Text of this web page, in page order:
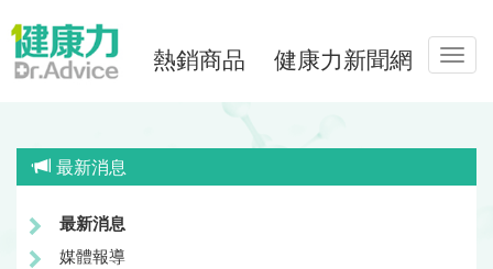
熱銷商品 健康力新聞網
最新消息
最新消息
媒體報導